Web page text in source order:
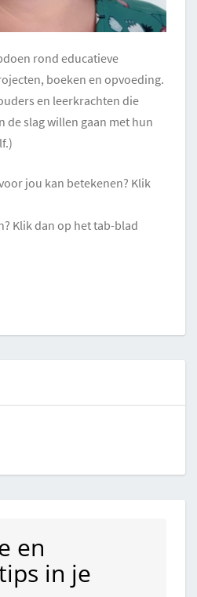
rond educatieve
boeken en opvoeding.
en leerkrachten die
de slag willen gaan met hun
jou kan betekenen? Klik
Klik dan op het tab-blad
en
in je